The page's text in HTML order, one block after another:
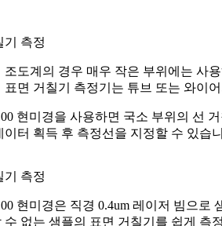
기 측정
조도계의 경우 매우 작은 부위에는 사
표면 거칠기 측정기는 튜브 또는 와이
현미경을 사용하면 국소 부위의 선
이터 획득 후 측정선을 지정할 수 있습
기 측정
현미경은 직경 0.4um 레이저 빔으
수 없는 샘플의 표면 거칠기를 쉽게 측